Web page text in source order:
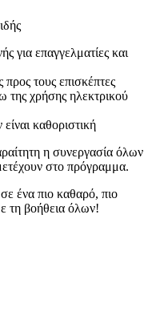
για επαγγελματίες και
προς τους επισκέπτες
χρήσης ηλεκτρικού
καθοριστική
η συνεργασία όλων
στο πρόγραμμα.
ένα πιο καθαρό, πιο
τη βοήθεια όλων!